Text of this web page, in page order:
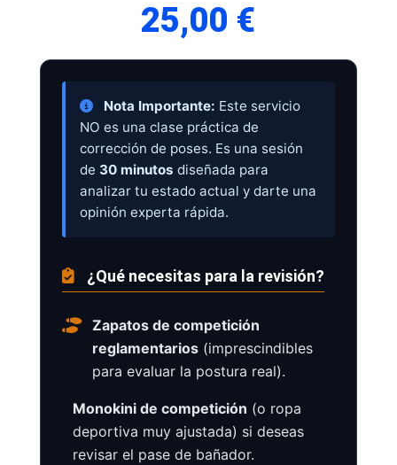
25,00 €
Nota Importante: Este servicio
NO es una clase práctica de
corrección de poses. Es una sesión
de 30 minutos diseñada para
analizar tu estado actual y darte una
opinión experta rápida.
¿Qué necesitas para la revisión?
Zapatos de competición
reglamentarios(imprescindibles
para evaluar la postura real).
Monokini de competición (o ropa
deportiva muy ajustada) si deseas
revisar el pase de bañador.